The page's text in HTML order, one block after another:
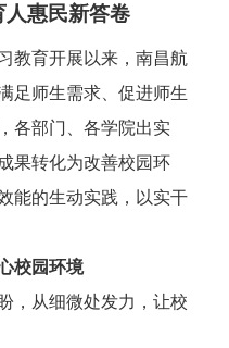
人惠民新答卷
教育开展以来，南昌航
足师生需求、促进师生
各部门、各学院出实
果转化为改善校园环
能的生动实践，以实干
校园环境
，从细微处发力，让校